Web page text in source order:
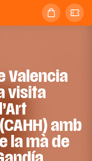
Valencia
visita
amb
la mà de